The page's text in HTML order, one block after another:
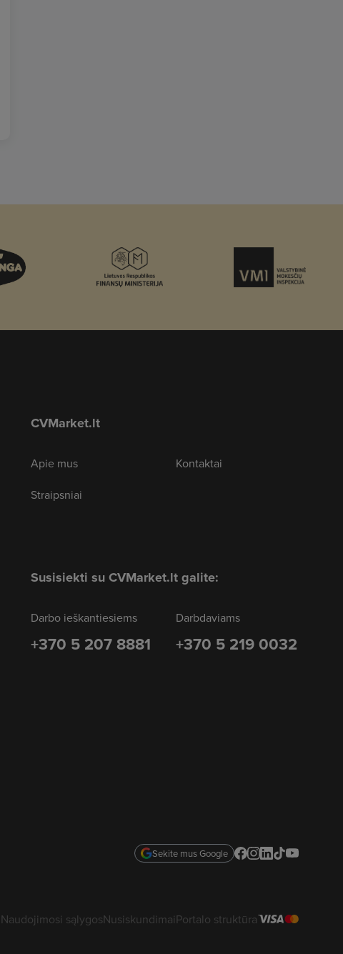
CVMarket.lt
Apie mus
Straipsniai
Kontaktai
Susisiekti su CVMarket.lt galite:
Darbo ieškantiesiems
+370 5 207 8881
Darbdaviams
+370 5 219 0032
Sekite mus Google
Naudojimosi sąlygosNusiskundimaiPortalo struktūra